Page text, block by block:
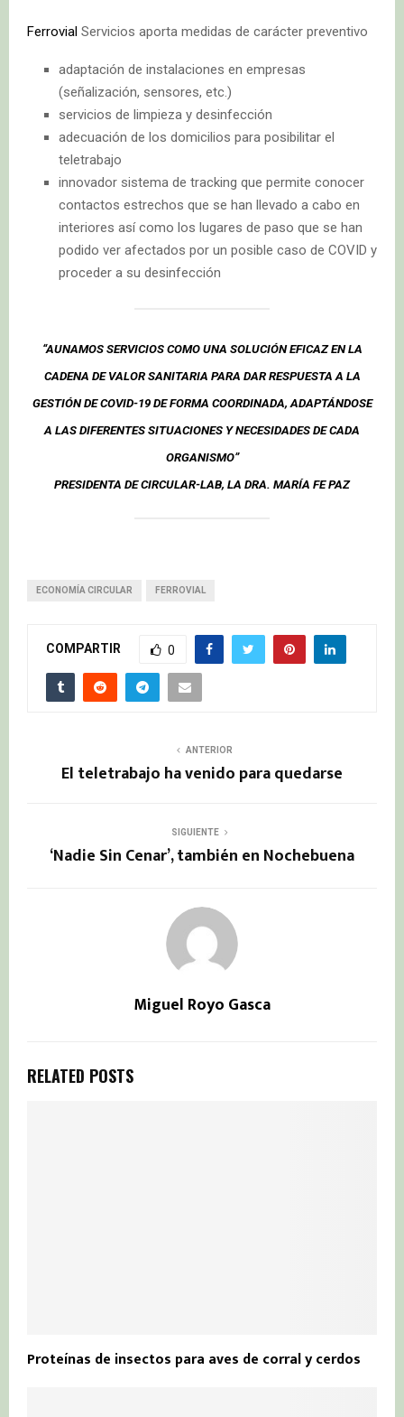
Ferrovial Servicios aporta medidas de carácter preventivo
adaptación de instalaciones en empresas
(señalización, sensores, etc.)
servicios de limpieza y desinfección
adecuación de los domicilios para posibilitar el
teletrabajo
innovador sistema de tracking que permite conocer
contactos estrechos que se han llevado a cabo en
interiores así como los lugares de paso que se han
podido ver afectados por un posible caso de COVID y
proceder a su desinfección
“AUNAMOS SERVICIOS COMO UNA SOLUCIÓN EFICAZ EN LA
CADENA DE VALOR SANITARIA PARA DAR RESPUESTA A LA
GESTIÓN DE COVID-19 DE FORMA COORDINADA, ADAPTÁNDOSE
A LAS DIFERENTES SITUACIONES Y NECESIDADES DE CADA
ORGANISMO”
PRESIDENTA DE CIRCULAR-LAB, LA DRA. MARÍA FE PAZ
ECONOMÍA CIRCULAR FERROVIAL
COMPARTIR 0
ANTERIOR
El teletrabajo ha venido para quedarse
SIGUIENTE
‘Nadie Sin Cenar’, también en Nochebuena
Miguel Royo Gasca
RELATED POSTS
Proteínas de insectos para aves de corral y cerdos